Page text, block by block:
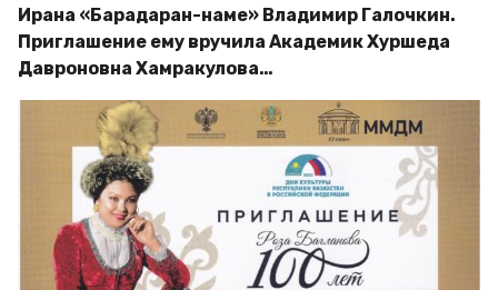
Ирана «Барадаран-наме» Владимир Галочкин.
Приглашение ему вручила Академик Хуршеда
Давроновна Хамракулова…